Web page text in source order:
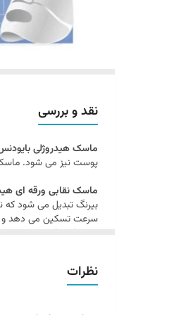
نقد و بررسی
ماسک هیدروژلی
پوست نیز می شود. ماسک
ماسک نقابی ورقه ای
بیرنگ تبدیل می شود که
سرعت تسکین می دهد و
نحوه استفاده
سپس بعد از جذب موارد ماسک را
نظرات